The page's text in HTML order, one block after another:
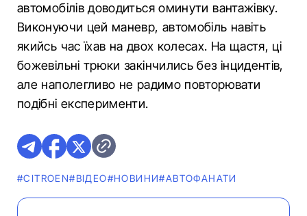
автомобілів доводиться оминути вантажівку.
Виконуючи цей маневр, автомобіль навіть
якийсь час їхав на двох колесах. На щастя, ці
божевільні трюки закінчились без інцидентів,
але наполегливо не радимо повторювати
подібні експерименти.
#CITROEN#ВІДЕО#НОВИНИ#АВТОФАНАТИ